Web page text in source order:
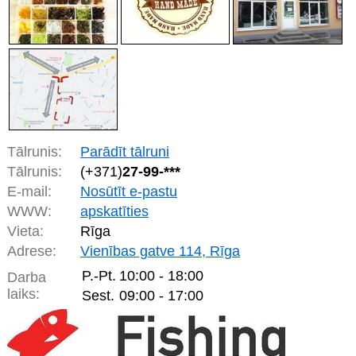
Tālrunis:
Parādīt tālruni
Tālrunis:
(+371)27-99-***
E-mail:
Nosūtīt e-pastu
WWW:
apskatīties
Vieta:
Rīga
Adrese:
Vienības gatve 114, Rīga
Darba
laiks:
P.-Pt. 10:00 - 18:00
Sest. 09:00 - 17:00